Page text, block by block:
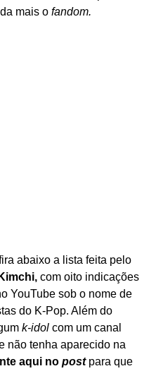
mais o fandom.
abaixo a lista feita pelo
com oito indicações
YouTube sob o nome de
do K-Pop. Além do
k-idol com um canal
não tenha aparecido na
aqui no post para que